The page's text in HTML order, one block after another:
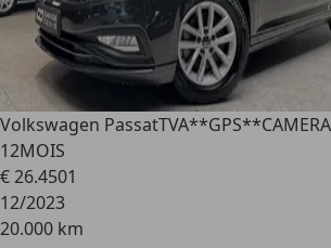
Volkswagen Passat
12MOIS
€ 26.4501
12/2023
20.000 km